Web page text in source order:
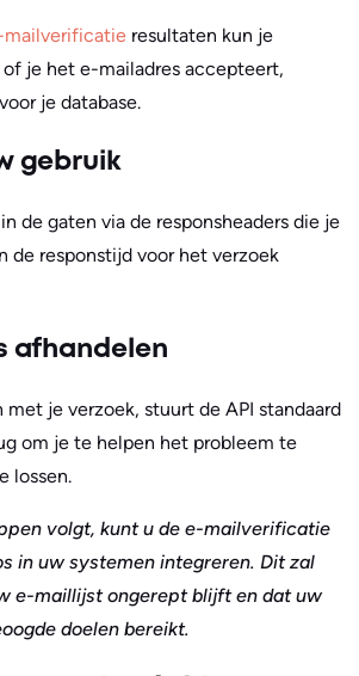
resultaten kun je
of je het e-mailadres accepteert,
je database.
gebruik
de gaten via de responsheaders die je
de responstijd voor het verzoek
afhandelen
je verzoek, stuurt de API standaard
om je te helpen het probleem te
lossen.
volgt, kunt u de e-mailverificatie
in uw systemen integreren. Dit zal
e-maillijst ongerept blijft en dat uw
doelen bereikt.